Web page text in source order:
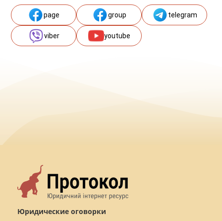
page group telegram
viber youtube
Юридические оговорки